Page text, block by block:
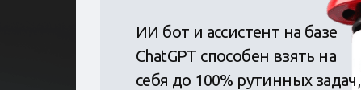
ИИ бот и ассистент на базе
ChatGPT способен взять на
себя до 100% рутинных задач,